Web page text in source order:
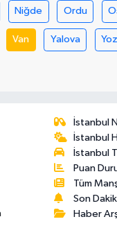
Niğde Ordu
Van Yalova
İstanbul
İstanbul
İstanbul
Puan
Tüm
Son
Haber